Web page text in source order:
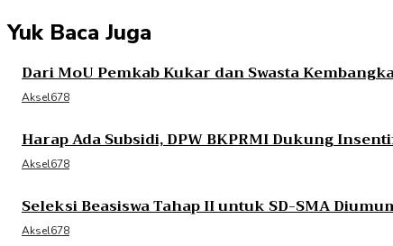
Yuk Baca Juga
Dari MoU Pemkab Kukar dan Swasta
Aksel678
Harap Ada Subsidi, DPW BKPRMI Dukung
Aksel678
Seleksi Beasiswa Tahap II untuk SD-SMA
Aksel678